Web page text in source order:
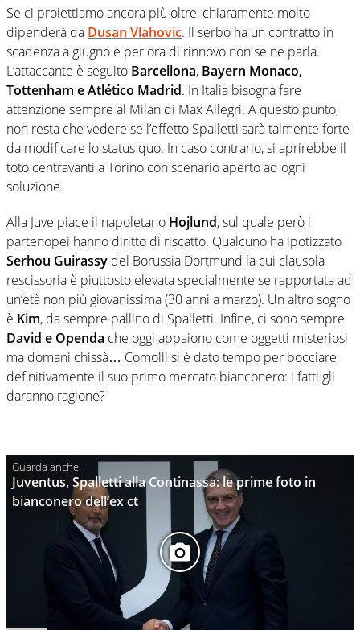
Se ci proiettiamo ancora più oltre, chiaramente molto
dipenderà da Dusan Vlahovic. Il serbo ha un contratto in
scadenza a giugno e per ora di rinnovo non se ne parla.
L’attaccante è seguito Barcellona, Bayern Monaco,
Tottenham e Atlético Madrid. In Italia bisogna fare
attenzione sempre al Milan di Max Allegri. A questo punto,
non resta che vedere se l’effetto Spalletti sarà talmente forte
da modificare lo status quo. In caso contrario, si aprirebbe il
toto centravanti a Torino con scenario aperto ad ogni
soluzione.
Alla Juve piace il napoletano Hojlund, sul quale però i
partenopei hanno diritto di riscatto. Qualcuno ha ipotizzato
Serhou Guirassy del Borussia Dortmund la cui clausola
rescissoria è piuttosto elevata specialmente se rapportata ad
un’età non più giovanissima (30 anni a marzo). Un altro sogno
è Kim, da sempre pallino di Spalletti. Infine, ci sono sempre
David e Openda che oggi appaiono come oggetti misteriosi
ma domani chissà… Comolli si è dato tempo per bocciare
definitivamente il suo primo mercato bianconero: i fatti gli
daranno ragione?
Juventus, Spalletti alla Continassa: le prime foto in
bianconero dell’ex ct